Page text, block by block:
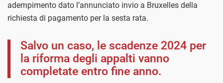
adempimento dato l’annunciato invio a Bruxelles della
richiesta di pagamento per la sesta rata.
Salvo un caso, le scadenze 2024 per
la riforma degli appalti vanno
completate entro fine anno.